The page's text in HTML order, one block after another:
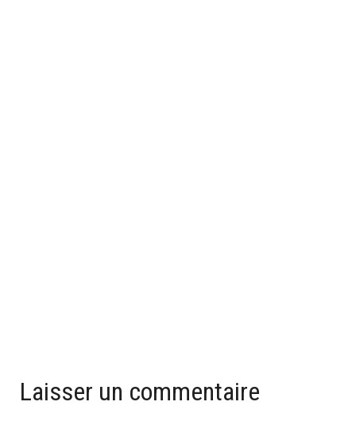
Laisser un commentaire